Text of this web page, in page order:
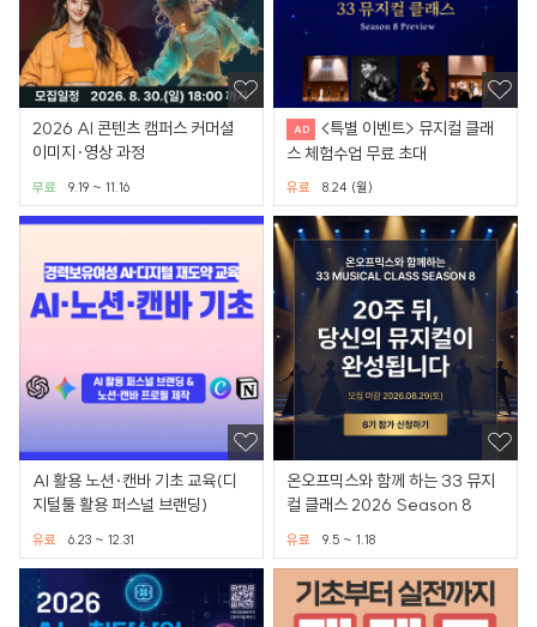
2026 AI 콘텐츠 캠퍼스 커머셜
이미지·영상 과정
9.19 ~ 11.16
무료
<특별 이벤트> 뮤지컬 클래
스 체험수업 무료 초대
8.24 (월)
유료
AI 활용 노션·캔바 기초 교육(디
지털툴 활용 퍼스널 브랜딩)
6.23 ~ 12.31
유료
온오프믹스와 함께 하는 33 뮤지
컬 클래스 2026 Season 8
9.5 ~ 1.18
유료